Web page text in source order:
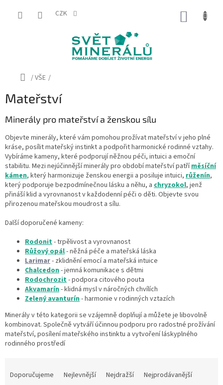
CZK
Domů
/VŠE /
Mateřství
Minerály pro mateřství a ženskou sílu
Objevte minerály, které vám pomohou prožívat mateřství v jeho plné
kráse, posílit mateřský instinkt a podpořit harmonické rodinné vztahy.
Vybíráme kameny, které podporují něžnou péči, intuici a emoční
stabilitu. Mezi nejúčinnější minerály pro období mateřství patříměsíční
kámen, který harmonizuje ženskou energii a posiluje intuici, růženín,
který podporuje bezpodmínečnou lásku a něhu, a chryzokol, jenž
přináší klid a vyrovnanost v každodenní péči o děti. Objevte svou
přirozenou mateřskou moudrost a sílu.
Další doporučené kameny:
Rodonit- trpělivost a vyrovnanost
Růžový opál- něžná péče a mateřská láska
Larimar- zklidnění emocí a mateřská intuice
Chalcedon- jemná komunikace s dětmi
Rodochrozit- podpora citového pouta
Akvamarín- klidná mysl v náročných chvílích
Zelený avanturín- harmonie v rodinných vztazích
Minerály v této kategorii se vzájemně doplňují a můžete je libovolně
kombinovat. Společně vytváří účinnou podporu pro radostné prožívání
mateřství, posílení mateřského instinktu a vytvoření láskyplného
rodinného prostředí
Doporučujeme Nejlevnější Nejdražší
Nejprodávanější